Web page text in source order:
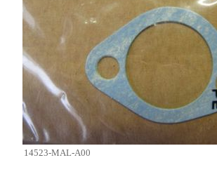
14523-MAL-A00